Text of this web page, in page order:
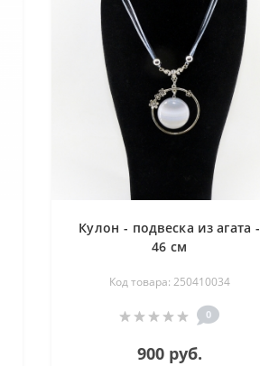
Кулон - подвеска из агата -
46 см
Код товара: 250410034
0
900 руб.